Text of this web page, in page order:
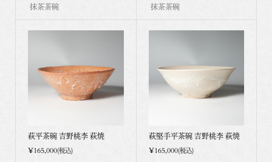
抹茶茶碗 抹茶茶碗
萩平茶碗 吉野桃李 萩焼
¥165,000(税込)
萩堅手平茶碗 吉野桃李 萩焼
¥165,000(税込)